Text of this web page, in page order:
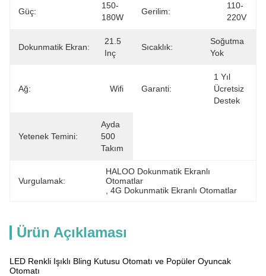
Güç:
150-
180W
Gerilim:
110-
220V
Dokunmatik Ekran:
21.5
Inç
Sıcaklık:
Soğutma
Yok
Ağ: Wifi Garanti:
1 Yıl
Ücretsiz
Destek
Yetenek Temini:
Ayda
500
Takım
Vurgulamak:
HALOO Dokunmatik Ekranlı
Otomatlar
, 4G Dokunmatik Ekranlı Otomatlar
Ürün Açıklaması
LED Renkli Işıklı Bling Kutusu Otomatı ve Popüler Oyuncak
Otomatı